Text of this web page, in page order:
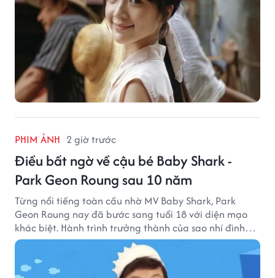
PHIM ẢNH 2 giờ trước
Điều bất ngờ về cậu bé Baby Shark -
Park Geon Roung sau 10 năm
Từng nổi tiếng toàn cầu nhờ MV Baby Shark, Park
Geon Roung nay đã bước sang tuổi 18 với diện mạo
khác biệt. Hành trình trưởng thành của sao nhí đình
đám một thời đang thu hút sự quan tâm của nhiều